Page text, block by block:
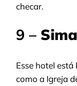
checar.
9 –
Esse hotel
como a Igreja